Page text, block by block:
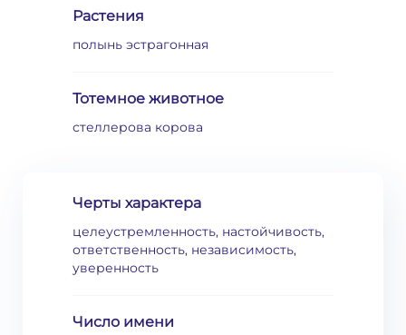
Растения
полынь эстрагонная
Тотемное животное
стеллерова корова
Черты характера
целеустремленность, настойчивость,
ответственность, независимость,
уверенность
Число имени